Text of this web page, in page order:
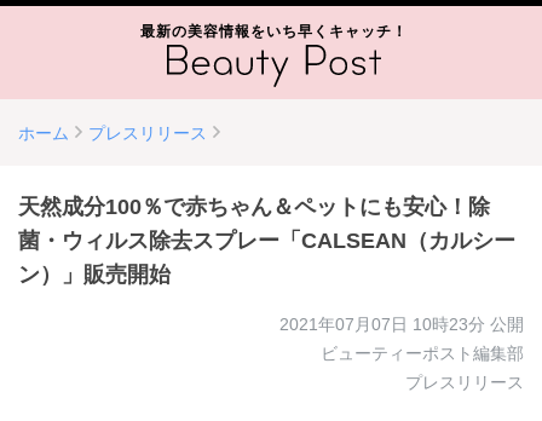
最新の美容情報をいち早くキャッチ！
ホーム プレスリリース
天然成分100％で赤ちゃん＆ペットにも安心！除
菌・ウィルス除去スプレー「CALSEAN（カルシー
ン）」販売開始
2021年07月07日 10時23分 公開
ビューティーポスト編集部
プレスリリース